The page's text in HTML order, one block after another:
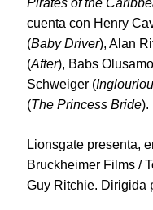
cuenta con Henry
(Baby Driver), Alan
(After), Babs
Schweiger (
(The Princess Bride).
Lionsgate presenta,
Bruckheimer Films /
Guy Ritchie. Dirigida